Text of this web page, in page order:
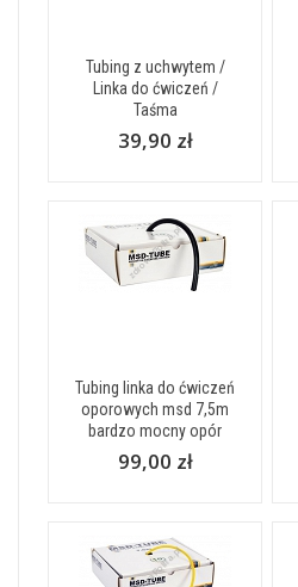
Tubing z uchwytem /
Linka do ćwiczeń /
Taśma
39,90 zł
Tubing linka do ćwiczeń
oporowych msd 7,5m
bardzo mocny opór
99,00 zł